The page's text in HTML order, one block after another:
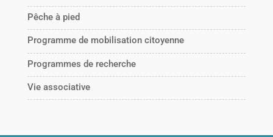
Pêche à pied
Programme de mobilisation citoyenne
Programmes de recherche
Vie associative